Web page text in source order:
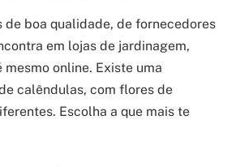
de boa qualidade, de fornecedores
em lojas de jardinagem,
online. Existe uma
calêndulas, com flores de
Escolha a que mais te